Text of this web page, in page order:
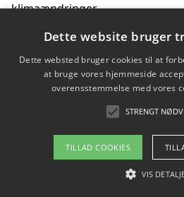
klimaændringer
Hvordan klimaændringer
gaveønsker
Om / kontakt
Blog
Dette website bruger
Dette websted bruger cookies til at
at bruge vores hjemmeside
overensstemmelse med vores
STRENGT
TILLAD COOKIES
VIS